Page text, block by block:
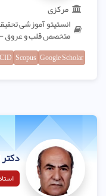
مرکزی
انستیتو آموزشی
متخصص قلب و عروق -
Google Scholar
Scopus